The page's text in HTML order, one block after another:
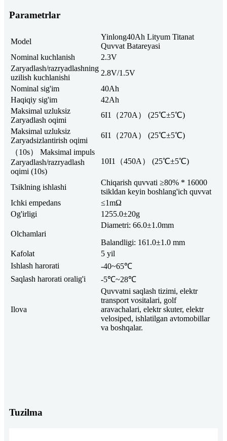
Parametrlar
Model
Yinlong40Ah Lityum Titanat
Quvvat Batareyasi
Nominal kuchlanish
2.3V
Zaryadlash/razryadlashning
uzilish kuchlanishi
2.8V/1.5V
Nominal sig'im
40Ah
Haqiqiy sig'im
42Ah
Maksimal uzluksiz
Zaryadlash oqimi
6I1（270A） (25℃±5℃)
Maksimal uzluksiz
Zaryadsizlantirish oqimi
6I1（270A） (25℃±5℃)
（10s） Maksimal impuls
Zaryadlash/razryadlash
oqimi (10s)
10I1（450A） (25℃±5℃)
Tsiklning ishlashi
Chiqarish quvvati ≥80% * 16000
tsikldan keyin boshlang'ich quvvat
Ichki empedans
≤1mΩ
Og'irligi
1255.0±20g
Olchamlari
Diametri: 66.0±1.0mm
Balandligi: 161.0±1.0 mm
Kafolat
5 yil
Ishlash harorati
-40~65℃
Saqlash harorati oralig'i
-5℃~28℃
Ilova
Quvvatni saqlash tizimi, elektr
transport vositalari, golf
aravachalari, elektr skuter, elektr
velosiped, ishlatilgan avtomobillar
va boshqalar.
Tuzilma